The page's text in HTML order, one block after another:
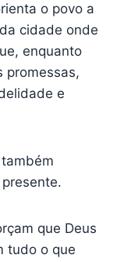
o povo a
cidade onde
enquanto
promessas,
e
que Deus
tudo o que